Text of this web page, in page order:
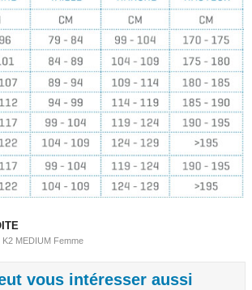
K2 MEDIUM Femme
vous intéresser aussi